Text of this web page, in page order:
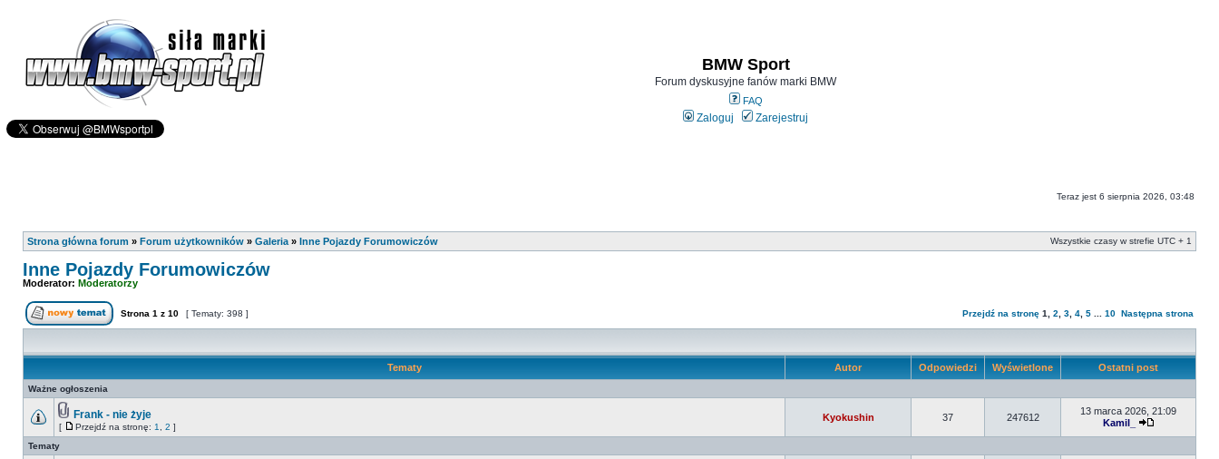
BMW Sport
Forum dyskusyjne fanów marki BMW
FAQ
Zaloguj Zarejestruj
Teraz jest 6 sierpnia 2026, 03:48
Strona główna forum » Forum użytkowników » Galeria » Inne Pojazdy Forumowiczów Wszystkie czasy w strefie UTC + 1
Inne Pojazdy Forumowiczów
Moderator: Moderatorzy
Strona 1 z 10 [ Tematy: 398 ] Przejdź na stronę 1 2 3 4 5 10 Następna strona
Tematy Autor Odpowiedzi Wyświetlone Ostatni post
Ważne ogłoszenia
Frank - nie żyje
[ Przejdź na stronę: 1 2 ]
Kyokushin 37 247612
13 marca 2026, 21:09
Kamil_
Tematy